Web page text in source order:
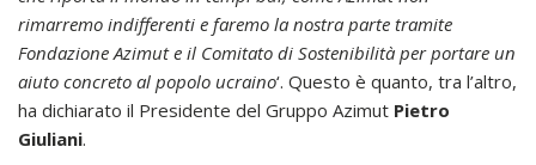
rimarremo indifferenti e faremo la nostra parte tramite
Fondazione Azimut e il Comitato di Sostenibilità per portare un
aiuto concreto al popolo ucraino‘. Questo è quanto, tra l’altro,
ha dichiarato il Presidente del Gruppo Azimut Pietro
Giuliani.